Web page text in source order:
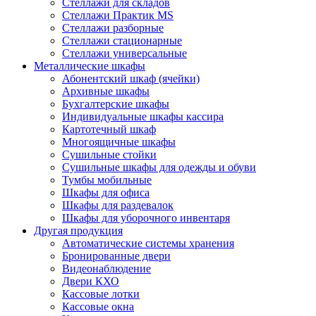
Стеллажи Практик MS
Стеллажи разборные
Стеллажи стационарные
Стеллажи универсальные
Металлические шкафы
Абонентский шкаф (ячейки)
Архивные шкафы
Бухгалтерские шкафы
Индивидуальные шкафы кассира
Картотечный шкаф
Многоящичные шкафы
Сушильные стойки
Сушильные шкафы для одежды и обуви
Тумбы мобильные
Шкафы для офиса
Шкафы для раздевалок
Шкафы для уборочного инвентаря
Другая продукция
Автоматические системы хранения
Бронированные двери
Видеонаблюдение
Двери КХО
Кассовые лотки
Кассовые окна